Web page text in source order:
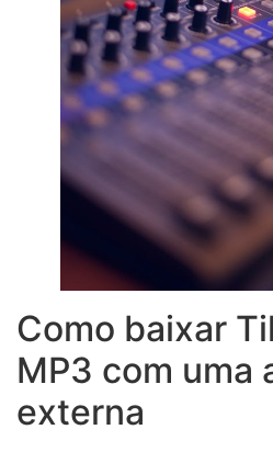
Como baixar
MP3 com uma
externa